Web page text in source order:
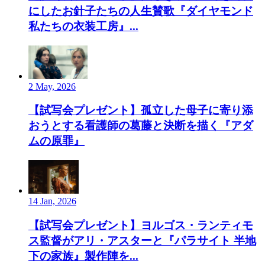
にしたお針子たちの人生賛歌『ダイヤモンド
私たちの衣装工房』...
2 May, 2026
【試写会プレゼント】孤立した母子に寄り添
おうとする看護師の葛藤と決断を描く『アダ
ムの原罪』
14 Jan, 2026
【試写会プレゼント】ヨルゴス・ランティモ
ス監督がアリ・アスターと『パラサイト 半地
下の家族』製作陣を...